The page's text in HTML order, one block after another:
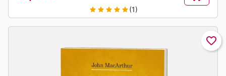
star star star star star(1)
favorite_border